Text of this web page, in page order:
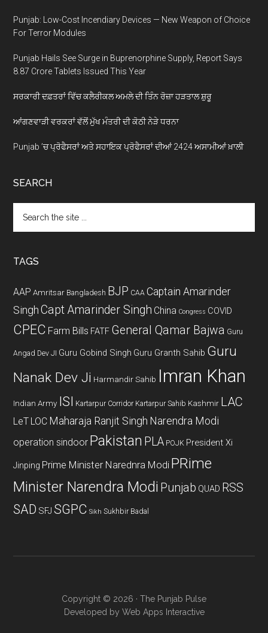
Punjab: Low-Cost Incendiary Devices — New Weapon of Choice
For Terror Modules
Punjab Hails See Surge in Buprenorphine Supply, Report Says
8.87 Crore Tablets Issued This Year
ਸਰਕਾਰੀ ਦਫ਼ਤਰਾਂ ਵਿੱਚ ਕਲੈਰੀਕਲ ਅਮਲੇ ਦੀ ਤਿੰਨ ਰੋਜ਼ਾ ਹੜਤਾਲ ਸ਼ੁਰੂ
ਆਂਗਣਵਾੜੀ ਵਰਕਰਾਂ ਵੱਲੋਂ ਮੁੱਖ ਮੰਤਰੀ ਦੀ ਕੋਠੀ ਨੇੜੇ ਧਰਨਾ
Punjab ’ਚ ਪ੍ਰੋਫੈਸਰਾਂ ਅਤੇ ਸਹਾਇਕ ਪ੍ਰੋਫੈਸਰਾਂ ਦੀਆਂ 2424 ਅਸਾਮੀਆਂ ਖ਼ਾਲੀ
SEARCH
the
site
TAGS
AAP Amritsar Bangladesh BJP CAA Captain Amarinder
Singh Capt Amarinder Singh China Congress COVID
CPEC Farm Bills FATF General Qamar Bajwa Guru
Angad Dev JI Guru Gobind Singh Guru Granth Sahib Guru
Nanak Dev Ji Harmandir Sahib Imran Khan
Indian Army ISI Kartarpur Corridor Kartarpur Sahib Kashmir LAC
LeT LOC Maharaja Ranjit Singh Narendra Modi
operation sindoor Pakistan PLA POJK President Xi
Jinping Prime Minister Narednra Modi PRime
Minister Narendra Modi Punjab QUAD RSS
SAD SFJ SGPC Sikh Sukhbir Badal
Copyright © 2026 · The Punjab Pulse
Developed by Web Apps Interactive